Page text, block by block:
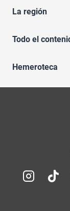
La región
Todo el
Hemeroteca
Redes